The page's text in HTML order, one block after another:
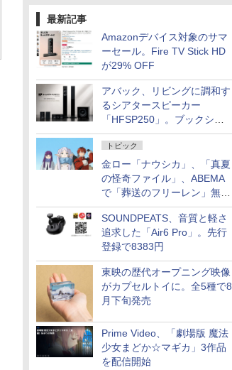
最新記事
Amazonデバイス対象のサマ
ーセール。Fire TV Stick HD
が29% OFF
アバック、リビングに調和す
るシアタースピーカー
「HFSP250」。ブックシェ
ルフはペア3万円以下
トピック
金ロー「ナウシカ」、「真夏
の怪奇ファイル」、ABEMA
で「葬送のフリーレン」無料
配信など。夏の特番・配信情
報
SOUNDPEATS、音質と軽さ
追求した「Air6 Pro」。先行
登録で8383円
東映の歴代オープニング映像
がカプセルトイに。全5種で8
月下旬発売
Prime Video、「劇場版 魔法
少女まどか☆マギカ」3作品
を配信開始